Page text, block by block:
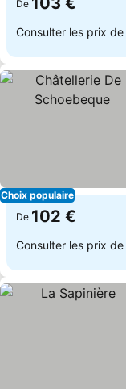
De
Consulter les prix de
Choix populaire
De 102 €
Consulter les prix de